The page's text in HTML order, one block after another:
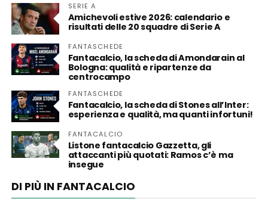
SERIE A
Amichevoli estive 2026: calendario e
risultati delle 20 squadre di Serie A
FANTASCHEDE
Fantacalcio, la scheda di Amondarain al
Bologna: qualità e ripartenze da
centrocampo
FANTASCHEDE
Fantacalcio, la scheda di Stones all’Inter:
esperienza e qualità, ma quanti infortuni!
FANTACALCIO
Listone fantacalcio Gazzetta, gli
attaccanti più quotati: Ramos c’è ma
insegue
DI PIÙ IN FANTACALCIO